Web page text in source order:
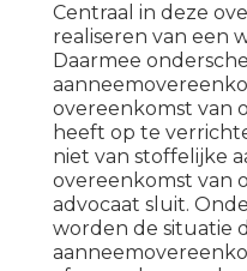
Centraal in deze
realiseren van een
Daarmee
overeenkomst van
heeft op te
niet van stoffelijke
overeenkomst van
advocaat sluit.
worden de situatie